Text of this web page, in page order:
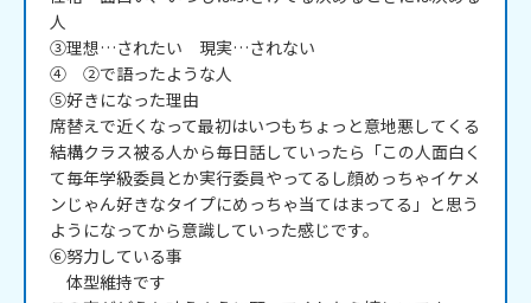
人
③理想…されたい　現実…されない
④　②で語ったような人
⑤好きになった理由
席替えで近くなって最初はいつもちょっと意地悪してくる
結構クラス被る人から毎日話していったら「この人面白く
て毎年学級委員とか実行委員やってるし顔めっちゃイケメ
ンじゃん好きなタイプにめっちゃ当てはまってる」と思う
ようになってから意識していった感じです。
⑥努力している事
体型維持です